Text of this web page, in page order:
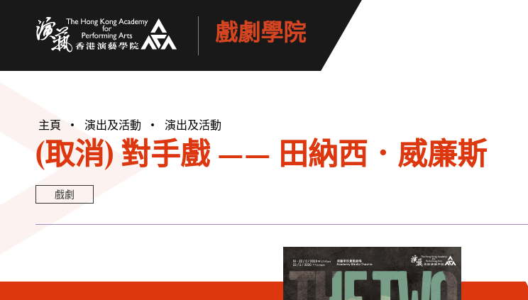
戲劇學院
主頁 演出及活動 演出及活動
(取消) 對手戲 —— 田納西．威廉斯
戲劇